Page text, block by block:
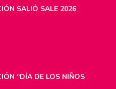
SALIÓ SALE 2026
“DÍA DE LOS NIÑOS